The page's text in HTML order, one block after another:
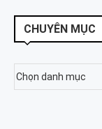
CHUYÊN MỤC